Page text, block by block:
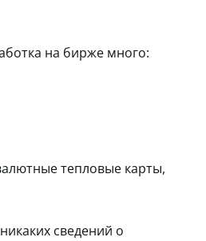
на бирже много:
тепловые карты,
сведений о